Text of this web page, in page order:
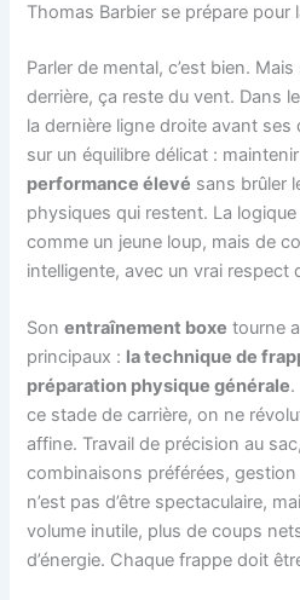
Thomas Barbier se prépare pour
Parler de mental, c’est bien.
derrière, ça reste du vent. Dans
la dernière ligne droite avant
sur un équilibre délicat :
performance élevé sans brûler
physiques qui restent. La
comme un jeune loup, mais de
intelligente, avec un vrai respect
Sonentraînement boxe tourne
principaux : la technique de
préparation physique générale.
ce stade de carrière, on ne
affine. Travail de précision au
combinaisons préférées,
n’est pas d’être spectaculaire,
volume inutile, plus de coups
d’énergie. Chaque frappe doit